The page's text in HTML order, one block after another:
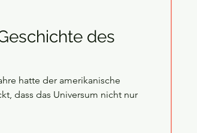
des
hatte der amerikanische
dass das Universum nicht nur